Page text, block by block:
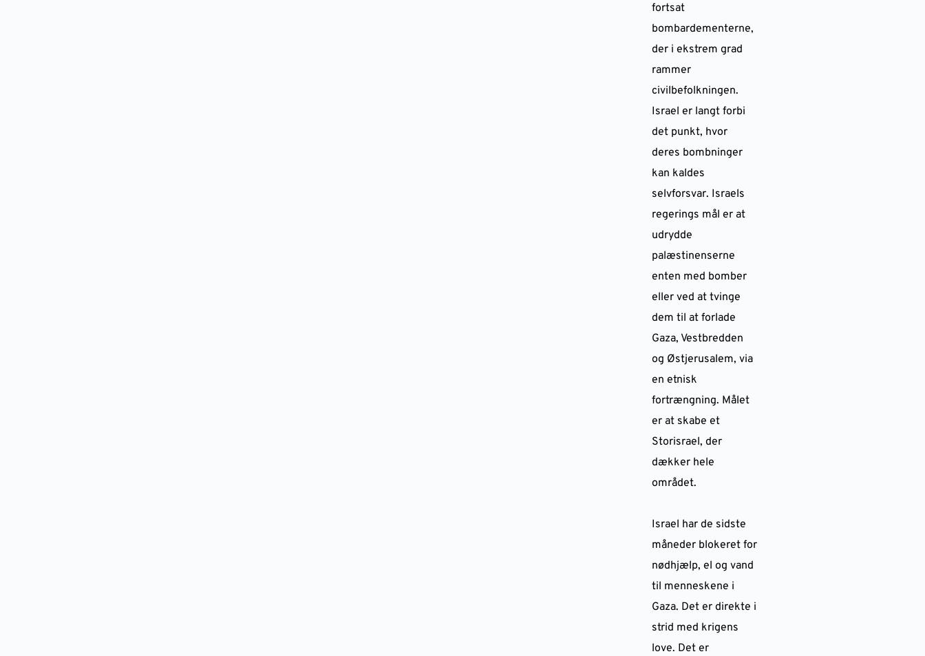
fortsat
bombardementerne,
der i ekstrem grad
rammer
civilbefolkningen.
Israel er langt forbi
det punkt, hvor
deres bombninger
kan kaldes
selvforsvar. Israels
regerings mål er at
udrydde
palæstinenserne
enten med bomber
eller ved at tvinge
dem til at forlade
Gaza, Vestbredden
og Østjerusalem, via
en etnisk
fortrængning. Målet
er at skabe et
Storisrael, der
dækker hele
området.
Israel har de sidste
måneder blokeret for
nødhjælp, el og vand
til menneskene i
Gaza. Det er direkte i
strid med krigens
love. Det er